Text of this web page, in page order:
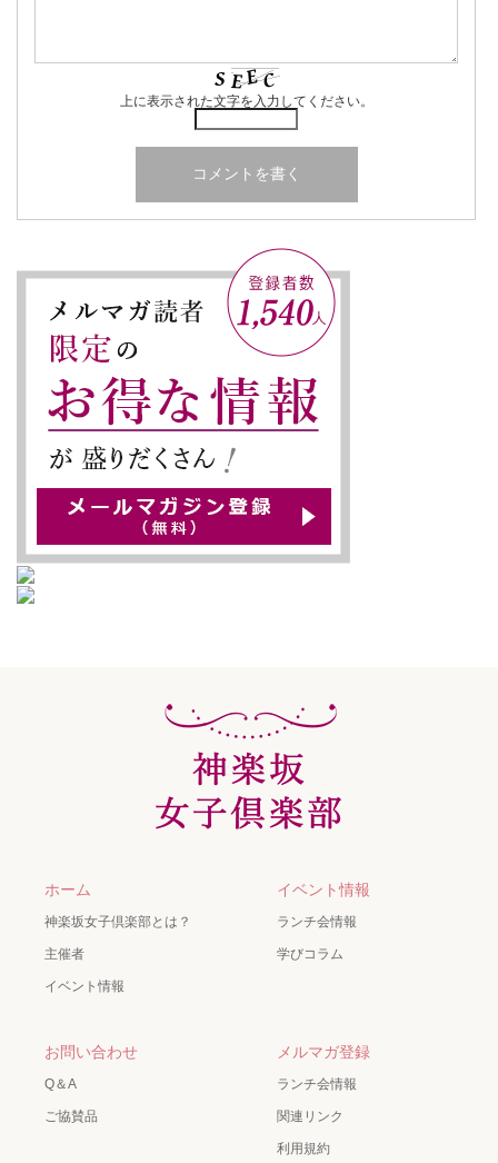
上に表示された文字を入力してください。
ホーム
神楽坂女子倶楽部とは？
主催者
イベント情報
イベント情報
ランチ会情報
学びコラム
お問い合わせ
Q＆A
ご協賛品
メルマガ登録
ランチ会情報
関連リンク
利用規約